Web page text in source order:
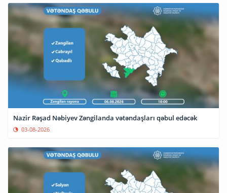
Nazir Rəşad Nəbiyev Zəngilanda vətəndaşları qəbul edəcək
03-08-2026